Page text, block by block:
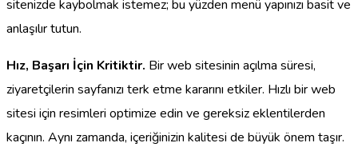
sitenizde kaybolmak istemez; bu yüzden menü yapınızı basit ve
anlaşılır tutun.
Hız, Başarı İçin Kritiktir. Bir web sitesinin açılma süresi,
ziyaretçilerin sayfanızı terk etme kararını etkiler. Hızlı bir web
sitesi için resimleri optimize edin ve gereksiz eklentilerden
kaçının. Aynı zamanda, içeriğinizin kalitesi de büyük önem taşır.